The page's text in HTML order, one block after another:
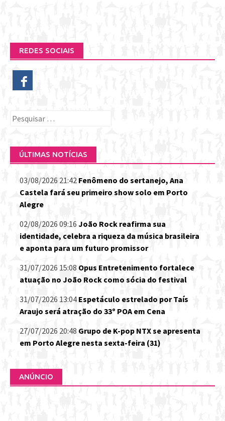
REDES SOCIAIS
Pesquisar
ÚLTIMAS NOTÍCIAS
03/08/2026 21:42 Fenômeno do sertanejo, Ana
Castela fará seu primeiro show solo em Porto
Alegre
02/08/2026 09:16 João Rock reafirma sua
identidade, celebra a riqueza da música brasileira
e aponta para um futuro promissor
31/07/2026 15:08 Opus Entretenimento fortalece
atuação no João Rock como sócia do festival
31/07/2026 13:04 Espetáculo estrelado por Taís
Araujo será atração do 33º POA em Cena
27/07/2026 20:48 Grupo de K-pop NTX se apresenta
em Porto Alegre nesta sexta-feira (31)
ANÚNCIO